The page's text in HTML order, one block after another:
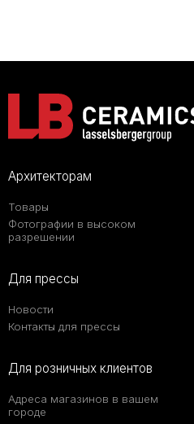
Архитекторам
Товары
Фотографии в высоком
разрешении
Для прессы
Новости
Контакты для прессы
Для розничных клиентов
Адреса магазинов в вашем
городе